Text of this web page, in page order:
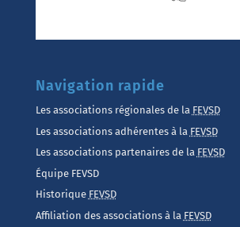
Navigation rapide
Les associations régionales de la FEVSD
Les associations adhérentes à la FEVSD
Les associations partenaires de la FEVSD
Équipe FEVSD
Historique FEVSD
Affiliation des associations à la FEVSD